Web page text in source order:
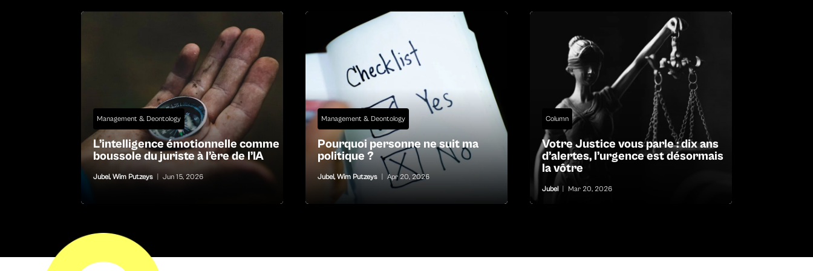
Management & Deontology
L’intelligence émotionnelle comme
boussole du juriste à l’ère de l’IA
Jubel,Wim Putzeys Jun 15, 2026
Management & Deontology
Pourquoi personne ne suit ma
politique ?
Jubel,Wim Putzeys Apr 20, 2026
Column
Votre Justice vous parle : dix ans
d’alertes, l’urgence est désormais
la vôtre
Jubel Mar 20, 2026